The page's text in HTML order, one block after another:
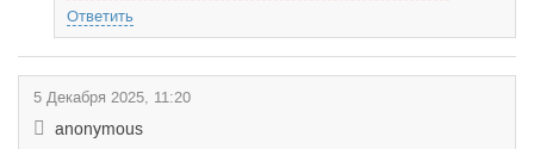
Ответить
5 Декабря 2025, 11:20
anonymous